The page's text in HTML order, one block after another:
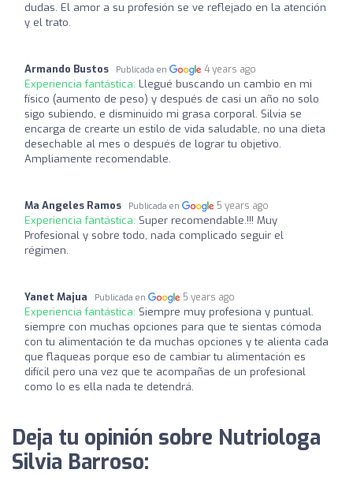
dudas. El amor a su profesión se ve reflejado en la atención
y el trato.
Armando Bustos Publicada en 4 years ago
Experiencia fantástica: Llegué buscando un cambio en mi
físico (aumento de peso) y después de casi un año no solo
sigo subiendo, e disminuido mi grasa corporal. Silvia se
encarga de crearte un estilo de vida saludable, no una dieta
desechable al mes o después de lograr tu objetivo.
Ampliamente recomendable.
Ma Angeles Ramos Publicada en 5 years ago
Experiencia fantástica: Super recomendable.!!! Muy
Profesional y sobre todo, nada complicado seguir el
régimen.
Yanet Majua Publicada en 5 years ago
Experiencia fantástica: Siempre muy profesiona y puntual.
siempre con muchas opciones para que te sientas cómoda
con tu alimentación te da muchas opciones y te alienta cada
que flaqueas porque eso de cambiar tu alimentación es
difícil pero una vez que te acompañas de un profesional
como lo es ella nada te detendrá.
Deja tu opinión sobre Nutriologa
Silvia Barroso: